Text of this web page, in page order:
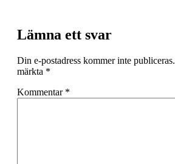
Lämna ett svar
Din e-postadress kommer inte publiceras.
märkta *
Kommentar *